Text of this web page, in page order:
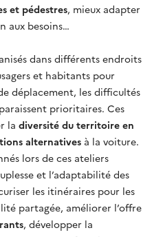
et pédestres, mieux adapter
aux besoins…
dans différents endroits
et habitants pour
déplacement, les difficultés
prioritaires. Ces
la diversité du territoire en
alternatives à la voiture.
lors de ces ateliers
et l’adaptabilité des
les itinéraires pour les
partagée, améliorer l’offre
, développer la